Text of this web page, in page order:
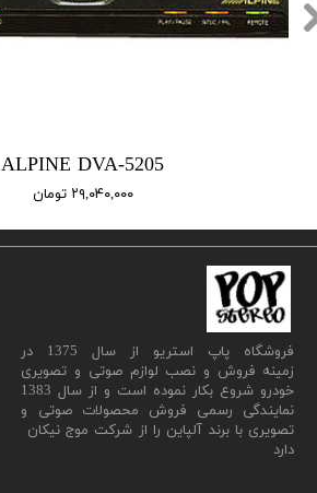
ALPINE DVA-5205
۲۹,۰۴۰,۰۰۰ تومان
​فروشگاه پاپ استریو از سال 1375 در
زمینه فروش و نصب لوازم صوتی و تصویری
خودرو شروع بکار نموده است و از سال 1383
نمایندگی رسمی فروش محصولات صوتی و
تصویری با برند آلپاین را از شرکت موج نیکان
دارد